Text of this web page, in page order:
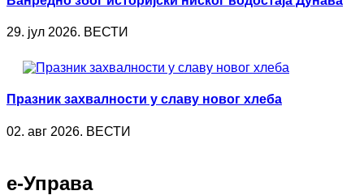
29. јул 2026. ВЕСТИ
Празник захвалности у славу новог хлеба
02. авг 2026. ВЕСТИ
е-Управа